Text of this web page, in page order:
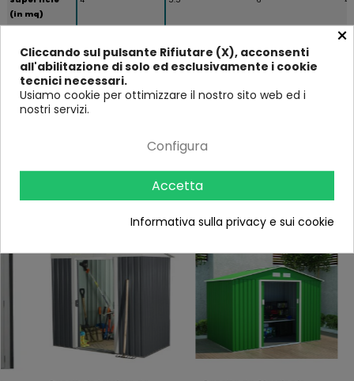
(in mq)
cm)
Larghezza (in
cm)
213 277 277
Profondità
191
Ultimi visti
×
Cliccando sul pulsante Rifiutare (X), acconsenti
all'abilitazione di solo ed esclusivamente i cookie
tecnici necessari.
Usiamo cookie per ottimizzare il nostro sito web ed i
nostri servizi.
Configura
Accetta
Informativa sulla privacy e sui cookie